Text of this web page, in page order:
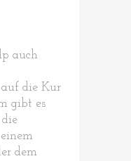
auch
auf die Kur
gibt es
dem